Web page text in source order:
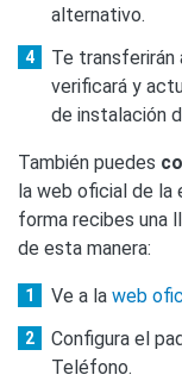
alternativo.
Te transferirán
verificará y
de instalación
También puedes
la web oficial de la
forma recibes una
de esta manera:
Ve a la web
Configura el
Teléfono.